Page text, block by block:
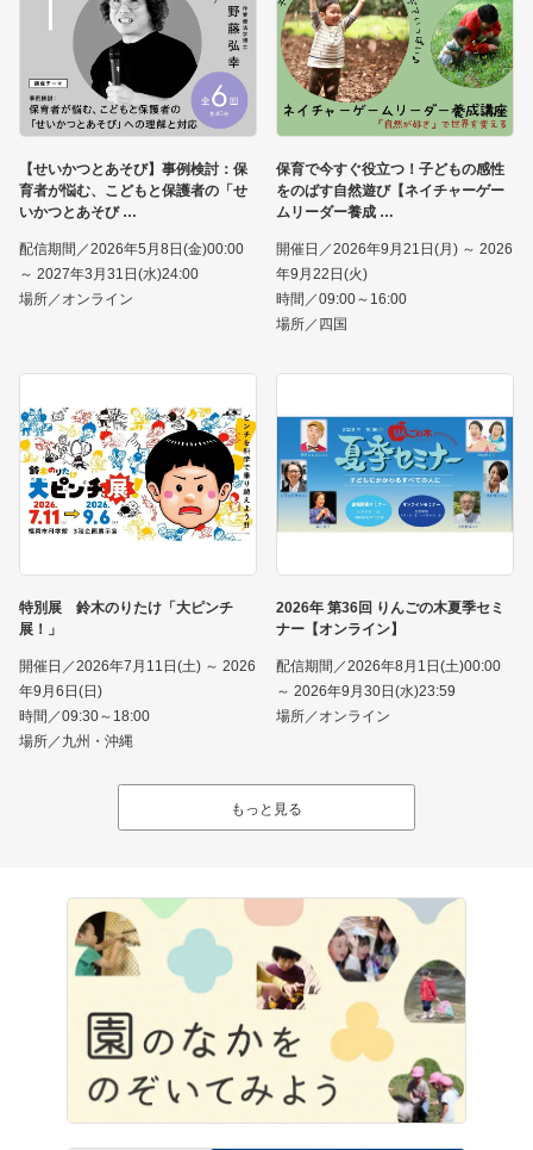
【せいかつとあそび】事例検討：保
育者が悩む、こどもと保護者の「せ
いかつとあそび
配信期間／2026年5月8日(金)00:00
～ 2027年3月31日(水)24:00
場所／オンライン
保育で今すぐ役立つ！子どもの感性
をのばす自然遊び【ネイチャーゲー
ムリーダー養成
開催日／2026年9月21日(月) ～ 2026
年9月22日(火)
時間／09:00～16:00
場所／四国
特別展 鈴木のりたけ「大ピンチ
展！」
開催日／2026年7月11日(土) ～ 2026
年9月6日(日)
時間／09:30～18:00
場所／九州・沖縄
2026年 第36回 りんごの木夏季セミ
ナー【オンライン】
配信期間／2026年8月1日(土)00:00
～ 2026年9月30日(水)23:59
場所／オンライン
もっと見る